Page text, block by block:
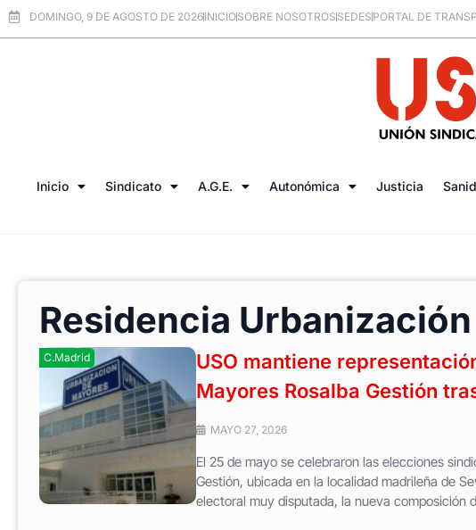
DOMINGO, 9 DE AGOSTO DE 2026INICIOSOBRE NOSOTROSSEDESPORTAL DE
Inicio Sindicato A.G.E. Autonómica Justicia
Residencia
C.Madrid
USO mantiene
Mayores Rosalba Gestión
MAYO 27, 2026
El 25 de mayo se celebraron las elecciones
Gestión, ubicada en la localidad madrileña de
electoral muy disputada, la nueva composición